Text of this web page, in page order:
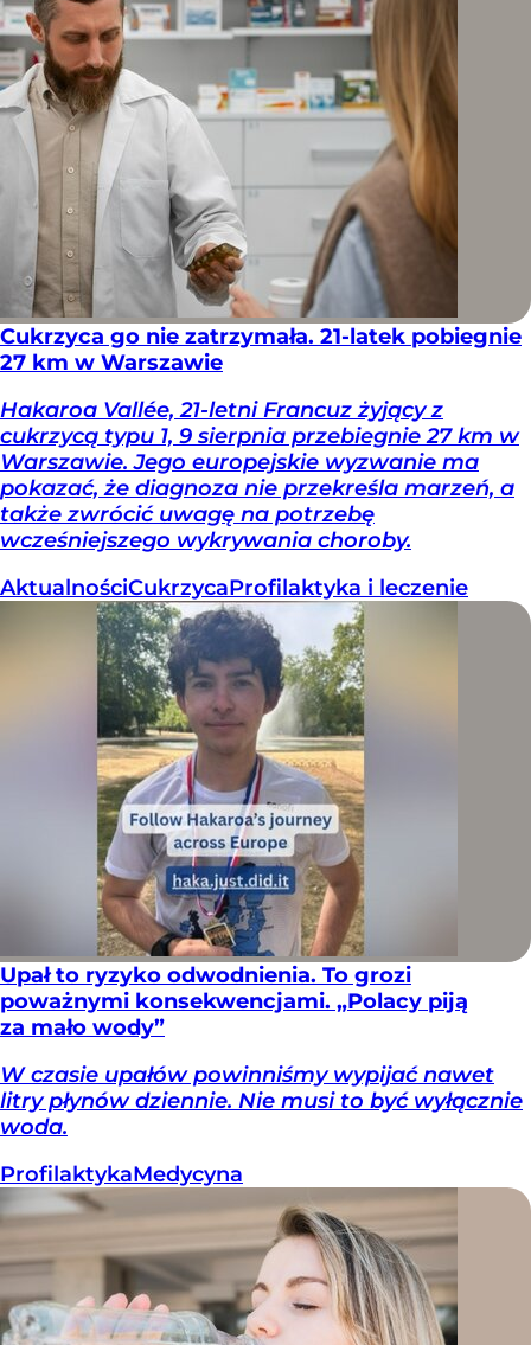
Cukrzyca go nie zatrzymała. 21-latek pobiegnie
27 km w Warszawie
Hakaroa Vallée, 21-letni Francuz żyjący z
cukrzycą typu 1, 9 sierpnia przebiegnie 27 km w
Warszawie. Jego europejskie wyzwanie ma
pokazać, że diagnoza nie przekreśla marzeń, a
także zwrócić uwagę na potrzebę
wcześniejszego wykrywania choroby.
AktualnościCukrzycaProfilaktyka i leczenie
Upał to ryzyko odwodnienia. To grozi
poważnymi konsekwencjami. „Polacy piją
za mało wody”
W czasie upałów powinniśmy wypijać nawet
litry płynów dziennie. Nie musi to być wyłącznie
woda.
ProfilaktykaMedycyna